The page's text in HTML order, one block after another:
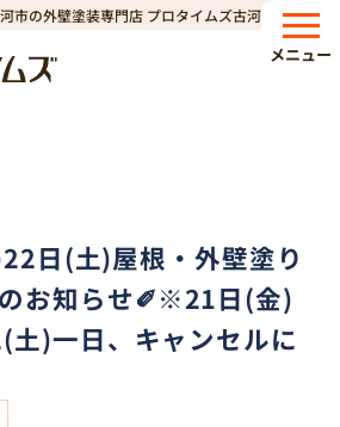
市の外壁塗装専門店 プロタイムズ古河店
メニュー
10月21日(金)22日(土)屋根・外壁塗り替えセミナーのお知らせ✐※21日(金)午前の部・22(土)一日、キャンセルになりました。
日(土)屋根・外壁塗り
お知らせ✐※21日(金)
土)一日、キャンセルに